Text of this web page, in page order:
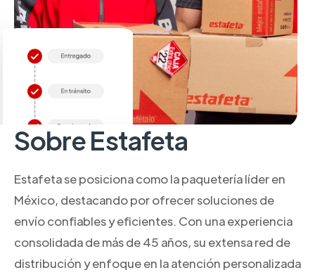
Sobre Estafeta
Estafeta se posiciona como la paquetería líder en
México, destacando por ofrecer soluciones de
envío confiables y eficientes. Con una experiencia
consolidada de más de 45 años, su extensa red de
distribución y enfoque en la atención personalizada